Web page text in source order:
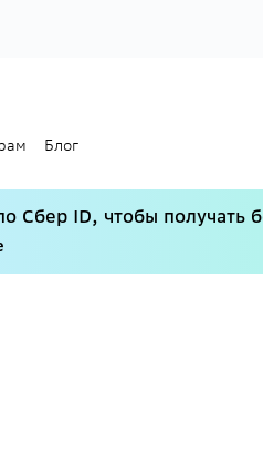
Блог
Сбер ID, чтобы получать